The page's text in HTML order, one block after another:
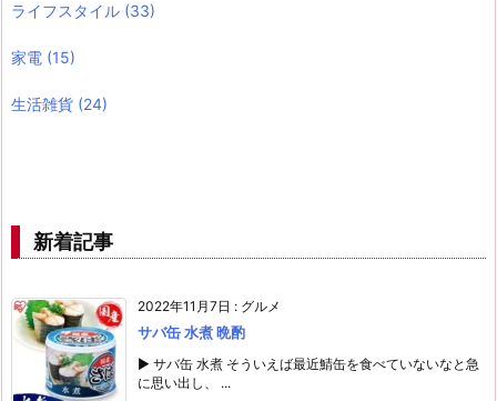
ライフスタイル (33)
家電 (15)
生活雑貨 (24)
新着記事
2022年11月7日 : グルメ
サバ缶 水煮 晩酌
▶ サバ缶 水煮 そういえば最近鯖缶を食べていないなと急
に思い出し、 ...